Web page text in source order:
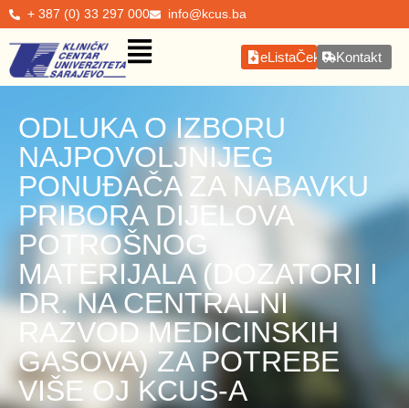
+ 387 (0) 33 297 000 info@kcus.ba
eListaČekanjaKontakt
ODLUKA O IZBORU
NAJPOVOLJNIJEG
PONUĐAČA ZA NABAVKU
PRIBORA DIJELOVA
POTROŠNOG
MATERIJALA (DOZATORI I
DR. NA CENTRALNI
RAZVOD MEDICINSKIH
GASOVA) ZA POTREBE
VIŠE OJ KCUS-A